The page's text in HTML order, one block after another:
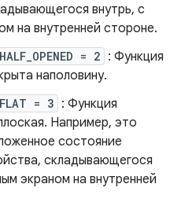
внутрь, с
на внутренней стороне.
= 2 : Функция
наполовину.
= 3 : Функция
Например, это
состояние
складывающегося
экраном на внутренней